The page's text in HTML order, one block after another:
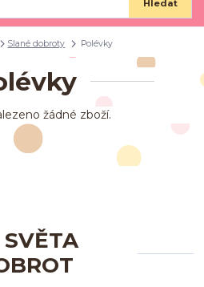
Hledat
Slané dobroty Polévky
žádné zboží.
SVĚTA